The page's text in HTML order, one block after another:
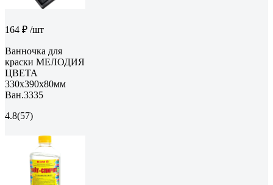
164 ₽ /шт
Ванночка для
краски МЕЛОДИЯ
ЦВЕТА
330х390х80мм
Ван.3335
4.8(57)